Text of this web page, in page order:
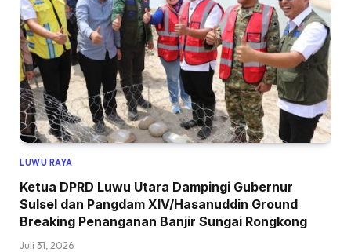
LUWU RAYA
Ketua DPRD Luwu Utara Dampingi Gubernur
Sulsel dan Pangdam XIV/Hasanuddin Ground
Breaking Penanganan Banjir Sungai Rongkong
Juli 31, 2026